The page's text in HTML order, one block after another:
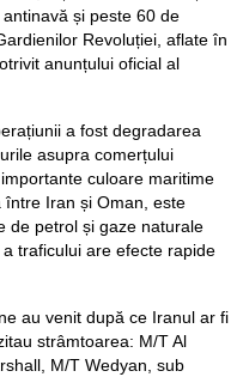
și peste 60 de
Revoluției, aflate în
anunțului oficial al
a fost degradarea
asupra comerțului
culoare maritime
Iran și Oman, este
de petrol și gaze naturale
traficului are efecte rapide
au venit după ce Iranul ar fi
strâmtoarea: M/T Al
M/T Wedyan, sub